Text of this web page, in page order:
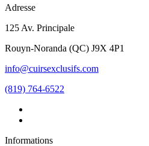
Adresse
125 Av. Principale
Rouyn-Noranda (QC) J9X 4P1
info@cuirsexclusifs.com
(819) 764-6522
Informations